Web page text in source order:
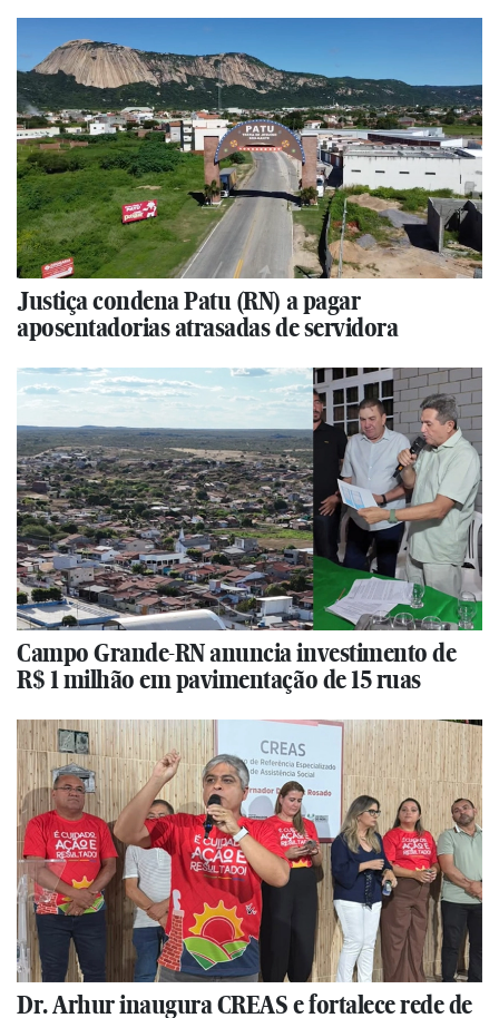
Justiça condena Patu (RN) a pagar
aposentadorias atrasadas de servidora
Campo Grande-RN anuncia investimento de
R$ 1 milhão em pavimentação de 15 ruas
Dr. Arhur inaugura CREAS e fortalece rede de